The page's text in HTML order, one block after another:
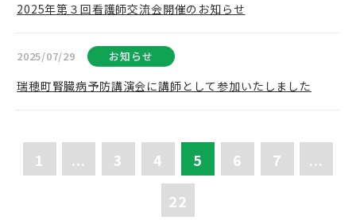
2025年第３回看護師交流会開催のお知らせ
2025/07/29 お知らせ
瑞穂町腎臓病予防講演会に講師として参加いたしました
1 ... 3 4 5 6 7
...
22